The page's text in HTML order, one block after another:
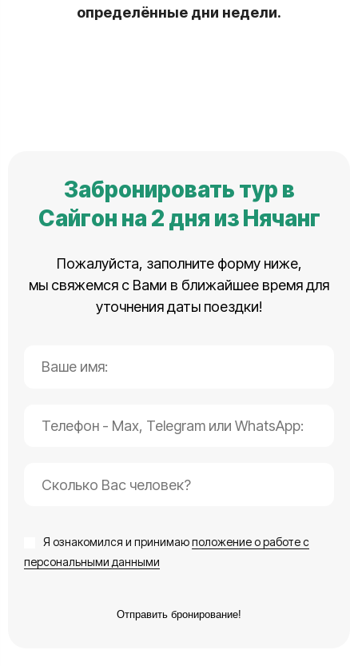
определённые дни недели.
Забронировать тур в
Сайгон на 2 дня из Нячанг
Пожалуйста, заполните форму ниже,
мы свяжемся с Вами в ближайшее время для
уточнения даты поездки!
Я ознакомился и принимаюположение о работе с
персональными данными
Отправить бронирование!